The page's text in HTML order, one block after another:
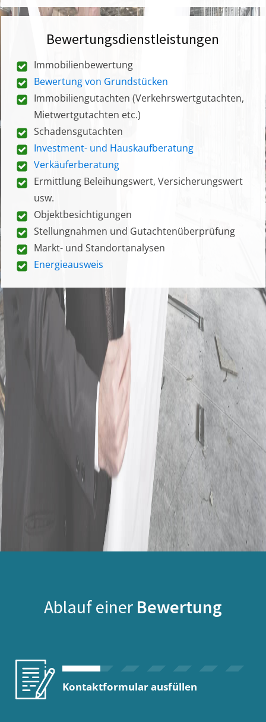
Bewertungsdienstleistungen
Immobilienbewertung
Bewertung von Grundstücken
Immobiliengutachten (Verkehrswertgutachten,
Mietwertgutachten etc.)
Schadensgutachten
Investment- und Hauskaufberatung
Verkäuferberatung
Ermittlung Beleihungswert, Versicherungswert
usw.
Objektbesichtigungen
Stellungnahmen und Gutachtenüberprüfung
Markt- und Standortanalysen
Energieausweis
Ablauf einer Bewertung
Kontaktformular ausfüllen